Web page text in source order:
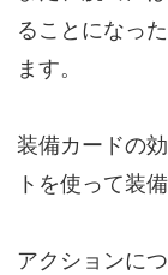
ることになっ
ます。
装備カードの
トを使って装
アクションに